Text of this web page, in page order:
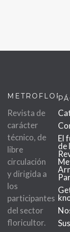
METROFLOR
Revista de
carácter
técnico, de
libre
circulación
y dirigida a
los
participantes
del sector
floricultor.
El
de